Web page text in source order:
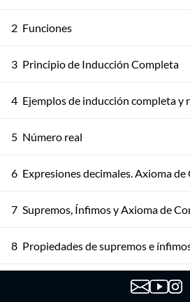
2 Funciones
3 Principio de Inducción Completa
4 Ejemplos de inducción completa y
5 Número real
6 Expresiones decimales. Axioma
7 Supremos, Ínfimos y Axioma de
8 Propiedades de supremos e
Propiedades de ínfimos y
del axioma de completitud